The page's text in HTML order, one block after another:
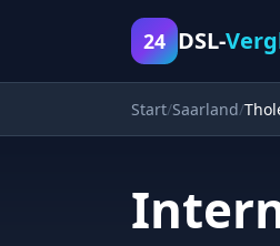
24 DSL-
Start Saarland